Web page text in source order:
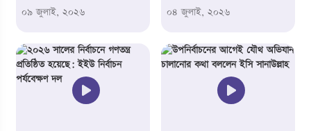
০৯ জুলাই, ২০২৬ ০৪ জুলাই, ২০২৬